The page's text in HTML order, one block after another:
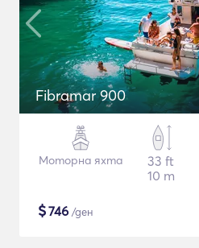
Fibramar 900
Моторна яхта
33 ft
10 m
$746 /ден